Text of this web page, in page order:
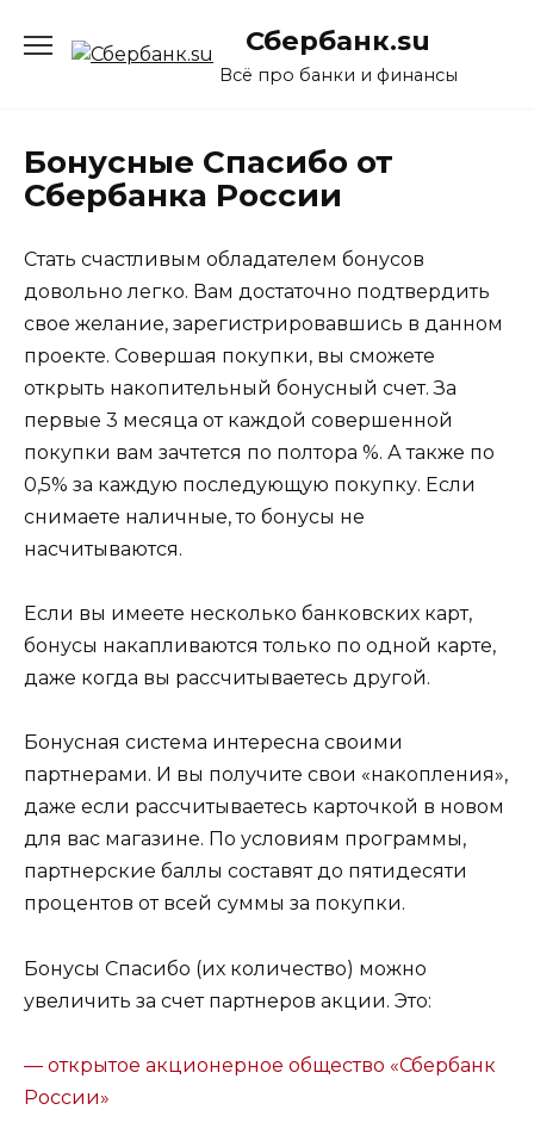
содержанию
Сбербанк.su
Всё про банки и финансы
Бонусные Спасибо от
Сбербанка России
Стать счастливым обладателем бонусов
довольно легко. Вам достаточно подтвердить
свое желание, зарегистрировавшись в данном
проекте. Совершая покупки, вы сможете
открыть накопительный бонусный счет. За
первые 3 месяца от каждой совершенной
покупки вам зачтется по полтора %. А также по
0,5% за каждую последующую покупку. Если
снимаете наличные, то бонусы не
насчитываются.
Если вы имеете несколько банковских карт,
бонусы накапливаются только по одной карте,
даже когда вы рассчитываетесь другой.
Бонусная система интересна своими
партнерами. И вы получите свои «накопления»,
даже если рассчитываетесь карточкой в новом
для вас магазине. По условиям программы,
партнерские баллы составят до пятидесяти
процентов от всей суммы за покупки.
Бонусы Спасибо (их количество) можно
увеличить за счет партнеров акции. Это:
— открытое акционерное общество «Сбербанк
России»